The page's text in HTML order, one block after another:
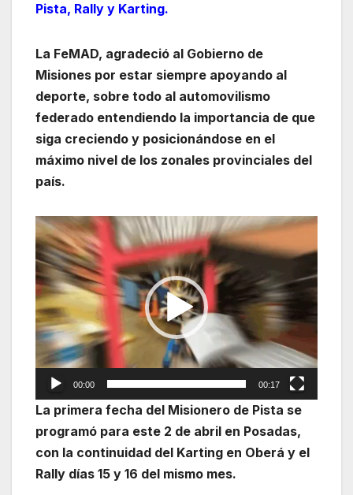
Pista, Rally y Karting.
La FeMAD, agradeció al Gobierno de
Misiones por estar siempre apoyando al
deporte, sobre todo al automovilismo
federado entendiendo la importancia de que
siga creciendo y posicionándose en el
máximo nivel de los zonales provinciales del
país.
Reproductor
de
vídeo
00:00 00:17
La primera fecha del Misionero de Pista se
programó para este 2 de abril en Posadas,
con la continuidad del Karting en Oberá y el
Rally días 15 y 16 del mismo mes.